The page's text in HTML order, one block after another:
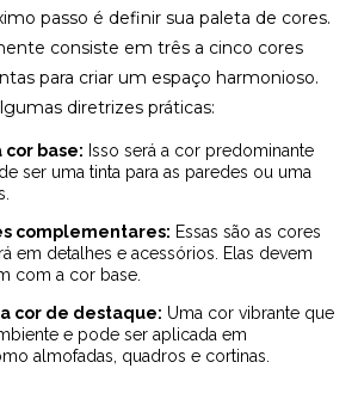
passo é definir sua paleta de cores.
consiste em três a cinco cores
para criar um espaço harmonioso.
diretrizes práticas:
cor base: Isso será a cor predominante
ser uma tinta para as paredes ou uma
complementares: Essas são as cores
em detalhes e acessórios. Elas devem
com a cor base.
cor de destaque: Uma cor vibrante que
e pode ser aplicada em
almofadas, quadros e cortinas.